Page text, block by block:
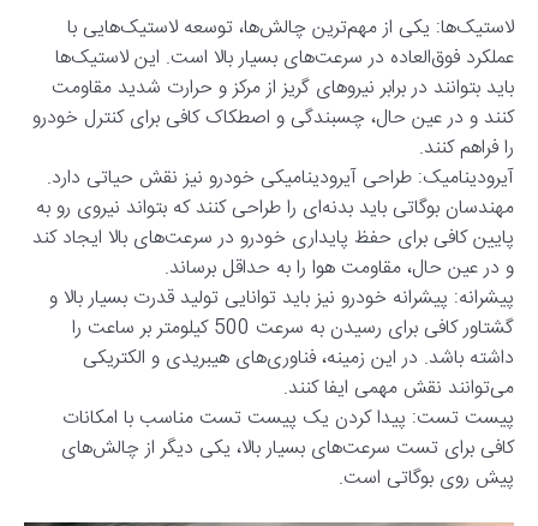
لاستیک‌ها: یکی از مهم‌ترین چالش‌ها، توسعه لاستیک‌هایی با
عملکرد فوق‌العاده در سرعت‌های بسیار بالا است. این لاستیک‌ها
باید بتوانند در برابر نیروهای گریز از مرکز و حرارت شدید مقاومت
کنند و در عین حال، چسبندگی و اصطکاک کافی برای کنترل خودرو
را فراهم کنند.
آیرودینامیک: طراحی آیرودینامیکی خودرو نیز نقش حیاتی دارد.
مهندسان بوگاتی باید بدنه‌ای را طراحی کنند که بتواند نیروی رو به
پایین کافی برای حفظ پایداری خودرو در سرعت‌های بالا ایجاد کند
و در عین حال، مقاومت هوا را به حداقل برساند.
پیشرانه: پیشرانه خودرو نیز باید توانایی تولید قدرت بسیار بالا و
گشتاور کافی برای رسیدن به سرعت 500 کیلومتر بر ساعت را
داشته باشد. در این زمینه، فناوری‌های هیبریدی و الکتریکی
می‌توانند نقش مهمی ایفا کنند.
پیست تست: پیدا کردن یک پیست تست مناسب با امکانات
کافی برای تست سرعت‌های بسیار بالا، یکی دیگر از چالش‌های
پیش روی بوگاتی است.